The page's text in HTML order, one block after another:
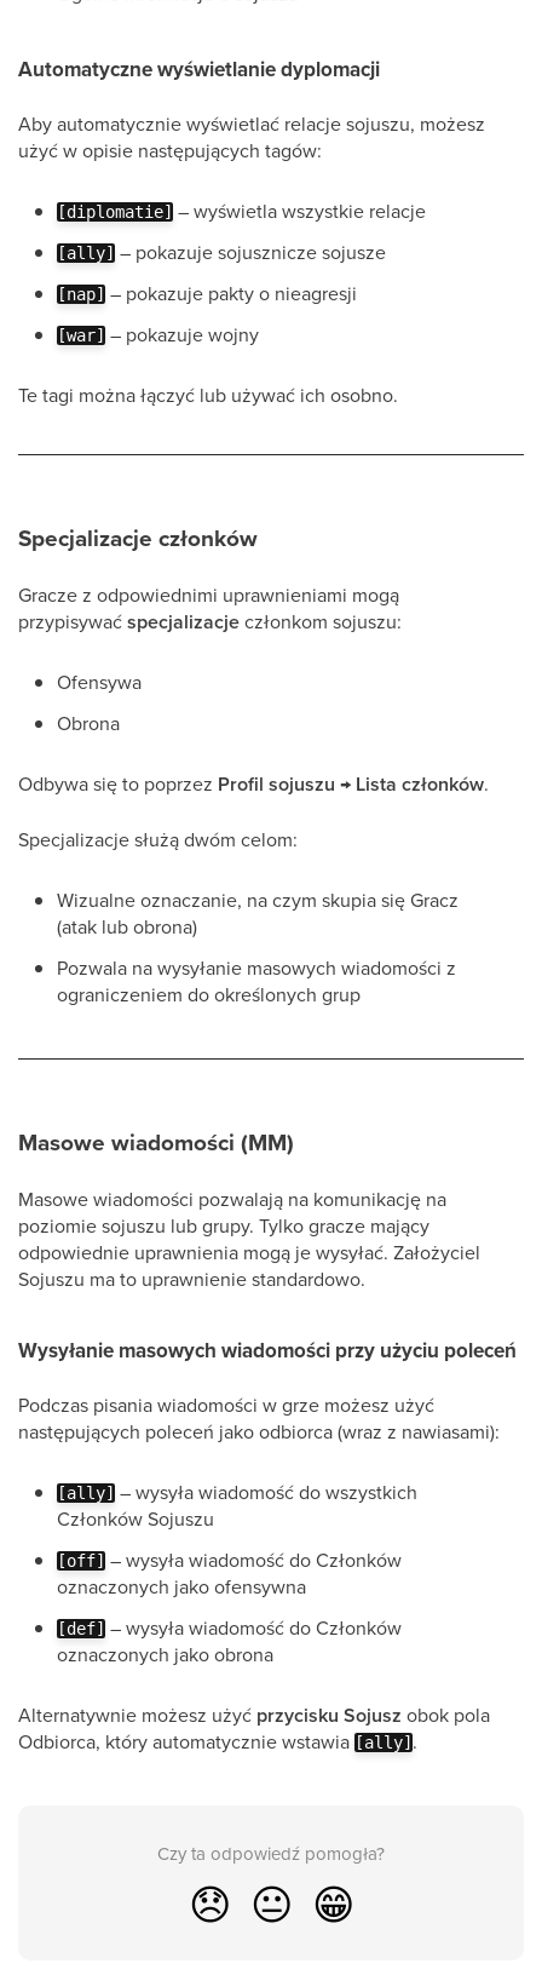
Automatyczne wyświetlanie dyplomacji
Aby automatycznie wyświetlać relacje sojuszu, możesz
użyć w opisie następujących tagów:
[diplomatie] – wyświetla wszystkie relacje
[ally] – pokazuje sojusznicze sojusze
[nap] – pokazuje pakty o nieagresji
[war] – pokazuje wojny
Te tagi można łączyć lub używać ich osobno.
Specjalizacje członków
Gracze z odpowiednimi uprawnieniami mogą
przypisywaćspecjalizacjeczłonkom sojuszu:
Ofensywa
Obrona
Odbywa się to poprzez Profil sojuszu → Lista członków.
Specjalizacje służą dwóm celom:
Wizualne oznaczanie, na czym skupia się Gracz
(atak lub obrona)
Pozwala na wysyłanie masowych wiadomości z
ograniczeniem do określonych grup
Masowe wiadomości (MM)
Masowe wiadomości pozwalają na komunikację na
poziomie sojuszu lub grupy. Tylko gracze mający
odpowiednie uprawnienia mogą je wysyłać. Założyciel
Sojuszu ma to uprawnienie standardowo.
Wysyłanie masowych wiadomości przy użyciu poleceń
Podczas pisania wiadomości w grze możesz użyć
następujących poleceń jako odbiorca (wraz z nawiasami):
[ally] – wysyła wiadomość do wszystkich
Członków Sojuszu
[off] – wysyła wiadomość do Członków
oznaczonych jako ofensywna
[def] – wysyła wiadomość do Członków
oznaczonych jako obrona
Alternatywnie możesz użyć przycisku Sojusz obok pola
Odbiorca, który automatycznie wstawia [ally] .
Czy ta odpowiedź pomogła?
😞 😐 😁